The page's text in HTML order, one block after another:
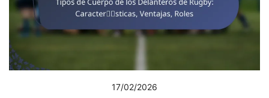
17/02/2026